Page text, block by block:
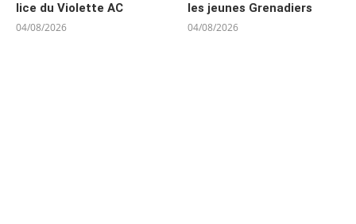
lice du Violette AC
04/08/2026
les jeunes Grenadiers
04/08/2026